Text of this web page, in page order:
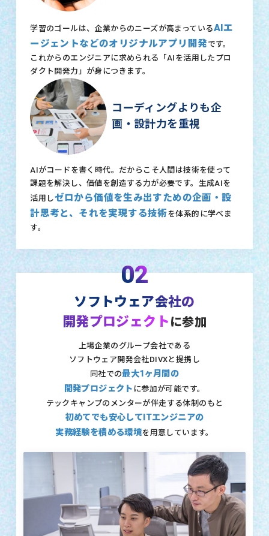
学習のゴールは、企業からのニーズが高まっているAIエ
ージェントなどのオリジナルアプリ開発です。
これからのエンジニアに求められる「AIを活用したプロ
ダクト開発力」が身につきます。
コーディングよりも企
画・設計力を重視
AIがコードを書く時代。だからこそ人間は技術を使って
課題を解決し、価値を創造する力が必要です。生成AIを
活用しゼロから価値を生み出すための企画・設
計思考と、それを実現する技術を体系的に学べま
す。
02
ソフトウェア会社の
開発プロジェクト に参加
上場企業のグループ会社である
ソフトウェア開発会社DIVXと提携し
同社での最大1ヶ月間の
開発プロジェクト に参加が可能です。
テックキャンプのメンターが伴走する体制のもと
初めてでも安心してITエンジニアの
実務経験を積める環境を用意しています。